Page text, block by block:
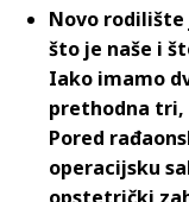
Novo
što je naše i
Iako imamo
prethodna tri,
Pored
operacijsku